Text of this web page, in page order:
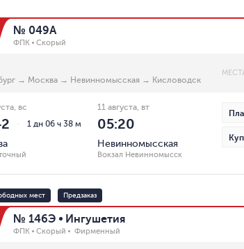
№ 049А
ФПК Скорый
→ Москва → Невинномысская → Кисловодск
1 дн 06 ч 38 м
вс 11 августа, вт
05:20
Невинномысская
Вокзал Невинномысск
мест Предзаказ
№ 146Э Ингушетия
ФПК Скорый Фирменный